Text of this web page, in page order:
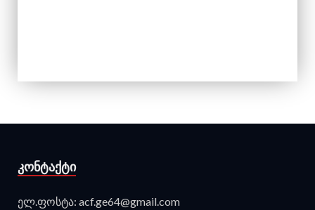
ᲙᲝᲜᲢᲐᲥᲢᲘ
ელ.ფოსტა: acf.ge64@gmail.com